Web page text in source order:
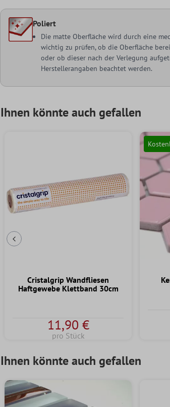
Poliert
Die matte Oberfläche wird durch eine
wichtig zu prüfen, ob die Oberfläche
oder ob dieser nach der Verlegung
Herstellerangaben beachtet werden.
Ihnen könnte auch gefallen
Vorherige Folie
Cristalgrip Wandfliesen
Haftgewebe Klettband 30cm
11,90 €
pro Stück
Ihnen könnte auch gefallen